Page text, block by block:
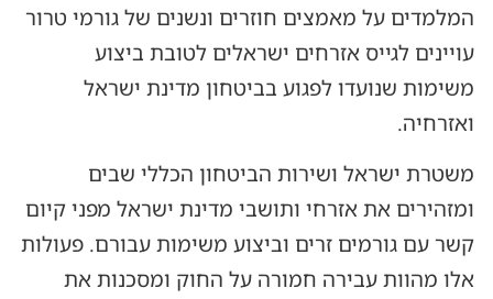
המלמדים על מאמצים חוזרים ונשנים של גורמי טרור
עויינים לגייס אזרחים ישראלים לטובת ביצוע
משימות שנועדו לפגוע בביטחון מדינת ישראל
ואזרחיה.
משטרת ישראל ושירות הביטחון הכללי שבים
ומזהירים את אזרחי ותושבי מדינת ישראל מפני קיום
קשר עם גורמים זרים וביצוע משימות עבורם. פעולות
אלו מהוות עבירה חמורה על החוק ומסכנות את